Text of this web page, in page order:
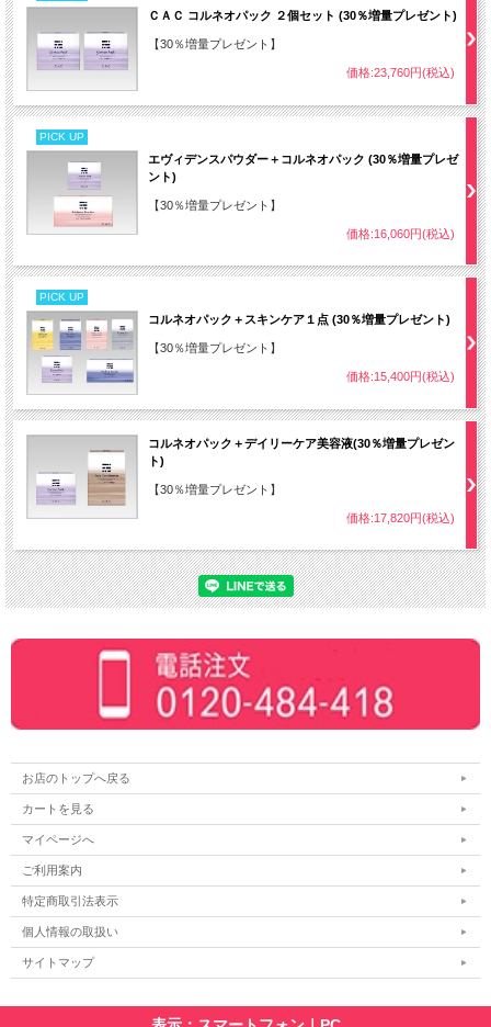
ＣＡＣ コルネオパック ２個セット (30％増量プレゼント)
【30％増量プレゼント】
価格:23,760円(税込)
PICK UP
エヴィデンスパウダー＋コルネオパック (30％増量プレゼ
ント)
【30％増量プレゼント】
価格:16,060円(税込)
PICK UP
コルネオパック＋スキンケア１点 (30％増量プレゼント)
【30％増量プレゼント】
価格:15,400円(税込)
コルネオパック＋デイリーケア美容液(30％増量プレゼン
ト)
【30％増量プレゼント】
価格:17,820円(税込)
お店のトップへ戻る
カートを見る
マイページへ
ご利用案内
特定商取引法表示
個人情報の取扱い
サイトマップ